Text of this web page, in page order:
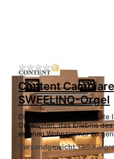
Zu diesem
Content
SWEELINQ-Orgel
Die Content Cambiare Suite
Organisten, das Erlebnis
eigenen Wohnzimmer zu
Versandgewicht:180